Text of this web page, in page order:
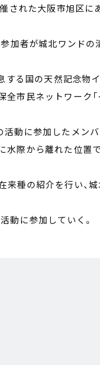
された大阪市旭区に
加者が城北ワンドの
する国の天然記念物イ
市民ネットワーク「
活動に参加したメンバ
水際から離れた位置で
来種の紹介を行い、城
動に参加していく。